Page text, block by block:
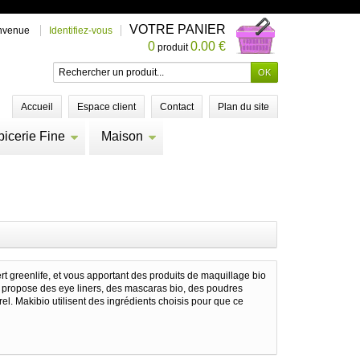
Identifiez-vous
VOTRE PANIER
0 produit0.00 €
Accueil Espace client Contact Plan du site
Fine Maison
greenlife, et vous apportant des produits de maquillage bio
des eye liners, des mascaras bio, des poudres
Makibio utilisent des ingrédients choisis pour que ce